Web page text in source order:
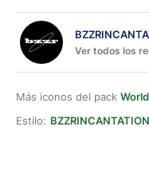
Ver todos los
Más iconos del pack
Estilo: